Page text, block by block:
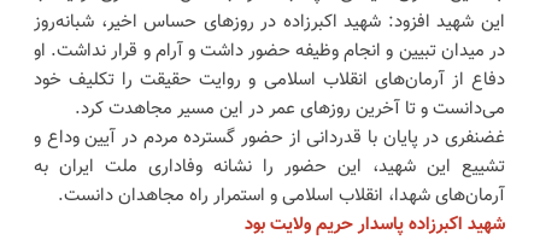
این شهید افزود: شهید اکبرزاده در روز‌های حساس اخیر، شبانه‌روز
در میدان تبیین و انجام وظیفه حضور داشت و آرام و قرار نداشت. او
دفاع از آرمان‌های انقلاب اسلامی و روایت حقیقت را تکلیف خود
می‌دانست و تا آخرین روز‌های عمر در این مسیر مجاهدت کرد.
غضنفری در پایان با قدردانی از حضور گسترده مردم در آیین وداع و
تشییع این شهید، این حضور را نشانه وفاداری ملت ایران به
آرمان‌های شهدا، انقلاب اسلامی و استمرار راه مجاهدان دانست.
شهید اکبرزاده پاسدار حریم ولایت بود